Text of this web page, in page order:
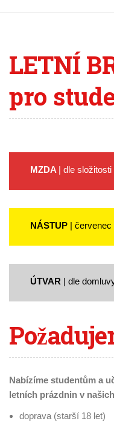
LETNÍ
pro
MZDA | dle složitosti
NÁSTUP | červenec
ÚTVAR | dle
Nabízíme studentům a
letních prázdnin v
doprava (starší 18 let)